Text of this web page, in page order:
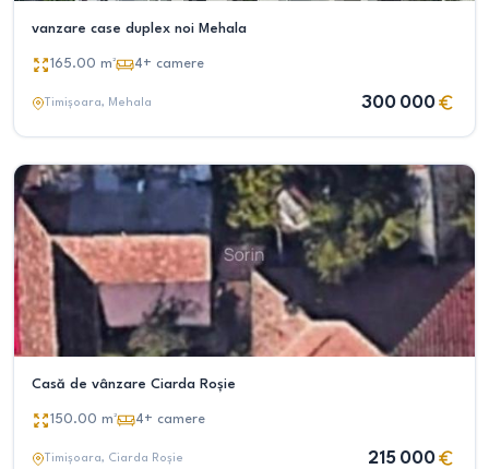
vanzare case duplex noi Mehala
165.00 m² 4+ camere
Timișoara, Mehala 300 000
Casă de vânzare Ciarda Roșie
150.00 m² 4+ camere
Timișoara, Ciarda Roșie 215 000